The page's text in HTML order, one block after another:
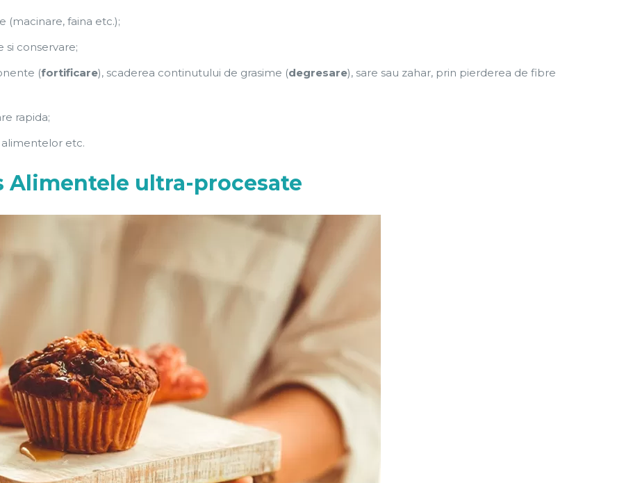
(macinare, faina etc.);
si conservare;
(fortificare), scaderea continutului de grasime (degresare), sare sau zahar, prin pierderea de fibre
rapida;
etc.
Alimentele ultra-procesate